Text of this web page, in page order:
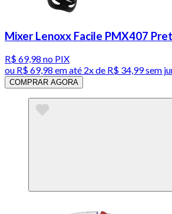
Mixer Lenoxx Facile PMX407
R$ 69,98 no PIX
ou R$ 69,98 em até 2x de R$ 34,99 sem
COMPRAR AGORA